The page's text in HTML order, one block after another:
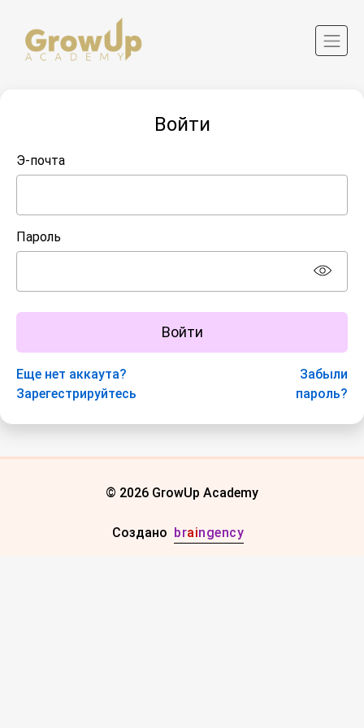
Войти
Э-почта
Пароль
Войти
Еще нет аккаута?
Зарегестрируйтесь
Забыли
пароль?
© 2026 GrowUp Academy
Создано braingency